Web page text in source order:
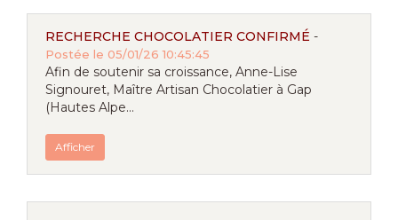
RECHERCHE CHOCOLATIER CONFIRMÉ -
Postée le 05/01/26 10:45:45
Afin de soutenir sa croissance, Anne-Lise
Signouret, Maître Artisan Chocolatier à Gap
(Hautes Alpe...
Afficher